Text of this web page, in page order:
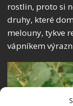
rostlin, proto si
druhy, které
melouny, tykve
vápníkem